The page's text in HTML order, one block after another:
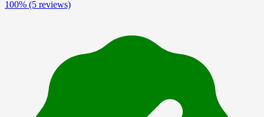
100% (5 reviews)